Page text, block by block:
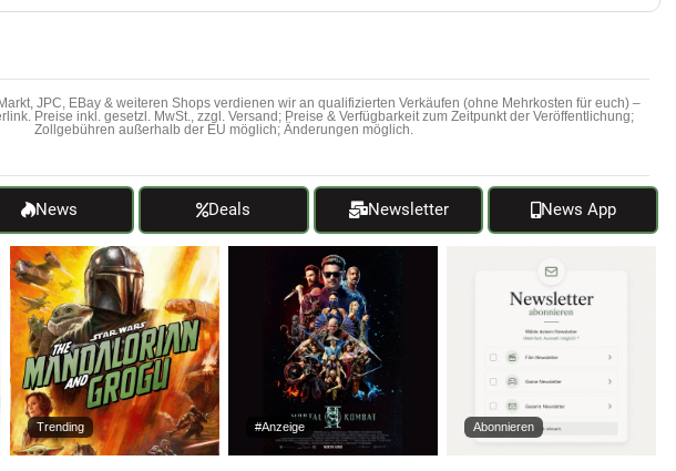
JPC, EBay & weiteren Shops verdienen wir an qualifizierten Verkäufen (ohne Mehrkosten für euch) –
Preise inkl. gesetzl. MwSt., zzgl. Versand; Preise & Verfügbarkeit zum Zeitpunkt der Veröffentlichung;
Zollgebühren außerhalb der EU möglich; Änderungen möglich.
News Deals Newsletter News App
Trending #Anzeige Abonnieren